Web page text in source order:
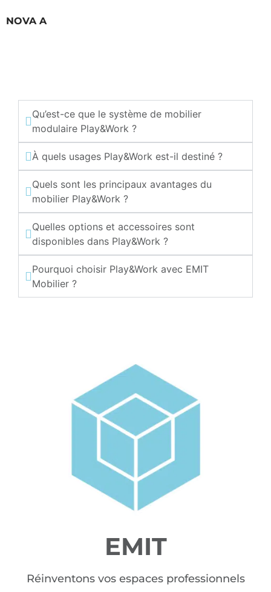
NOVA A
Qu’est-ce que le système de mobilier
modulaire Play&Work ?
À quels usages Play&Work est-il destiné ?
Quels sont les principaux avantages du
mobilier Play&Work ?
Quelles options et accessoires sont
disponibles dans Play&Work ?
Pourquoi choisir Play&Work avec EMIT
Mobilier ?
EMIT
Réinventons vos espaces professionnels